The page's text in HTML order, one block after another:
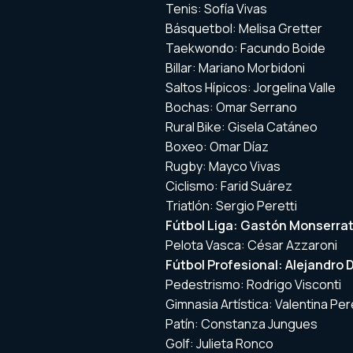
Tenis: Sofía Vivas
Básquetbol: Melisa Gretter
Taekwondo: Facundo Boide
Billar: Mariano Morbidoni
Saltos Hípicos: Jorgelina Valle
Bochas: Omar Serrano
Rural Bike: Gisela Catáneo
Boxeo: Omar Díaz
Rugby: Mayco Vivas
Ciclismo: Farid Suárez
Triatlón: Sergio Peretti
Fútbol Liga: Gastón Monserrat
Pelota Vasca: César Azzaroni
Fútbol Profesional: Alejandro
Pedestrismo: Rodrigo Visconti
Gimnasia Artística: Valentina
Patín: Constanza Jungues
Golf: Julieta Ronco